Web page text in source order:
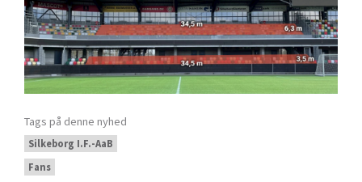
Tags på denne nyhed
Silkeborg I.F.-AaB
Fans